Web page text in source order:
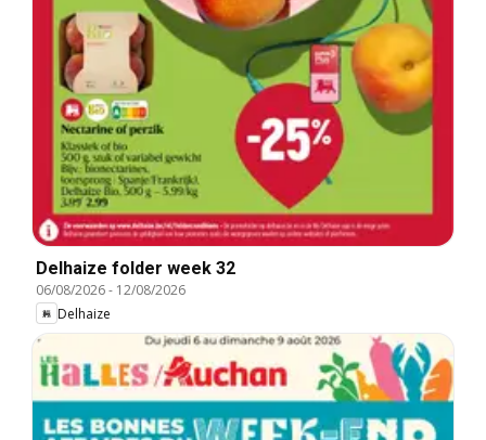
Delhaize folder week 32
06/08/2026- 12/08/2026
Delhaize